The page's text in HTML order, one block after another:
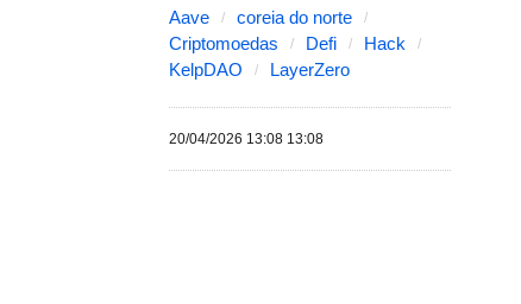
Aave
coreia do norte
Criptomoedas
Defi
Hack
KelpDAO
LayerZero
20/04/2026 13:08 13:08